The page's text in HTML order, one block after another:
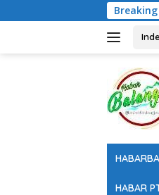
ke
HABAR